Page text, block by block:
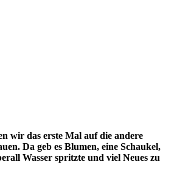
wir das erste Mal auf die andere
Da geb es Blumen, eine Schaukel,
Wasser spritzte und viel Neues zu